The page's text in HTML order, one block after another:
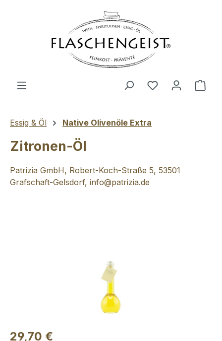
Du hast 0
Essig & Öl Native Olivenöle Extra
Zitronen-Öl
Patrizia GmbH, Robert-Koch-Straße 5, 53501
Grafschaft-Gelsdorf, info@patrizia.de
29,70 €